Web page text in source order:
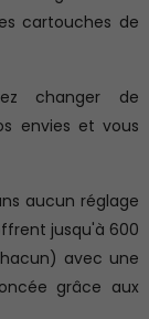
cartouches de
changer de
envies et vous
aucun réglage
jusqu'à 600
avec une
grâce aux